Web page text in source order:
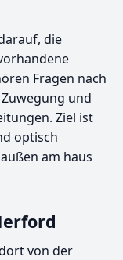
die
Fragen nach
und
Ziel ist
optisch
am haus
von der